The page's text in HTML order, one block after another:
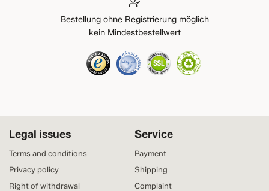
Bestellung ohne Registrierung möglich
kein Mindestbestellwert
Service
Payment
Shipping
Complaint
Legal issues
Terms and conditions
Privacy policy
Right of withdrawal